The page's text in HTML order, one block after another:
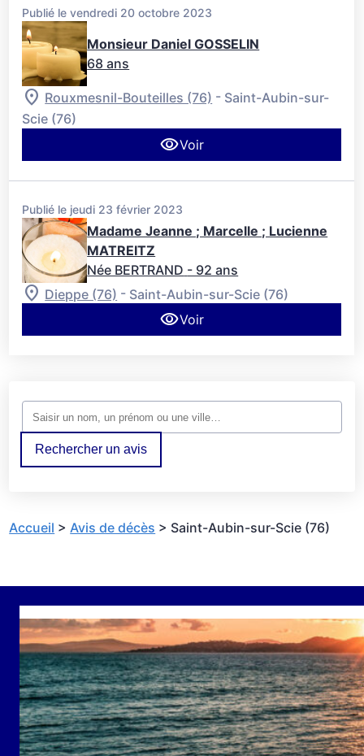
Publié le vendredi 20 octobre 2023
Monsieur Daniel GOSSELIN
68 ans
Rouxmesnil-Bouteilles (76) - Saint-Aubin-sur-
Scie (76)
Voir
Publié le jeudi 23 février 2023
Madame Jeanne ; Marcelle ; Lucienne
MATREITZ
Née BERTRAND - 92 ans
Dieppe (76) - Saint-Aubin-sur-Scie (76)
Voir
Rechercher un avis
Accueil >Avis de décès > Saint-Aubin-sur-Scie (76)